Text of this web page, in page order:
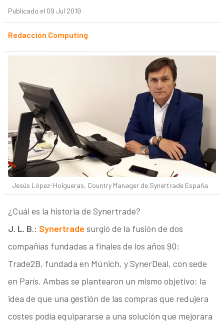
Publicado el 09 Jul 2019
Redacción Computing
Jesús López-Holgueras, Country Manager de Synertrade España
¿Cuál es la historia de Synertrade?
J. L. B.: Synertrade surgió de la fusión de dos
compañías fundadas a finales de los años 90:
Trade2B, fundada en Múnich, y SynerDeal, con sede
en París. Ambas se plantearon un mismo objetivo: la
idea de que una gestión de las compras que redujera
costes podía equipararse a una solución que mejorara